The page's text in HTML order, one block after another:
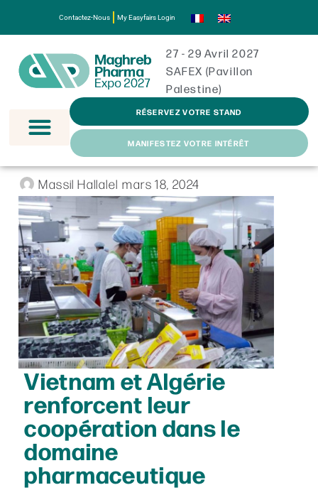
Contactez-Nous My Easyfairs Login
27 - 29 Avril 2027
SAFEX (Pavillon
Palestine)
RÉSERVEZ VOTRE STAND
MANIFESTEZ VOTRE INTÉRÊT
Massil Hallalel mars 18, 2024
Vietnam et Algérie
renforcent leur
coopération dans le
domaine
pharmaceutique